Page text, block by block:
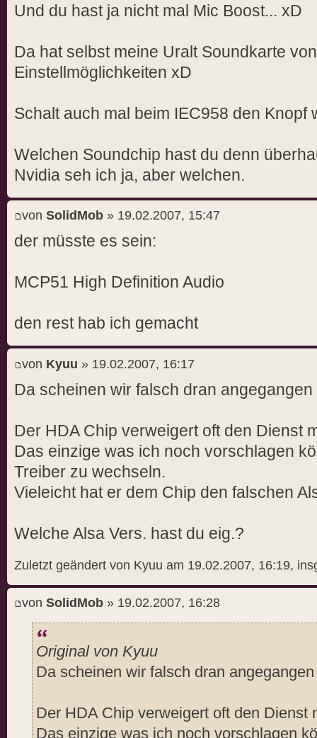
Und du hast ja nicht mal Mic Boost... xD
Da hat selbst meine Uralt Soundkarte
Einstellmöglichkeiten xD
Schalt auch mal beim IEC958 den Knopf
Welchen Soundchip hast du denn
Nvidia seh ich ja, aber welchen.
von SolidMob » 19.02.2007, 15:47
der müsste es sein:
MCP51 High Definition Audio
den rest hab ich gemacht
von Kyuu » 19.02.2007, 16:17
Da scheinen wir falsch dran
Der HDA Chip verweigert oft den Dienst
Das einzige was ich noch vorschlagen
Treiber zu wechseln.
Vieleicht hat er dem Chip den falschen
Welche Alsa Vers. hast du eig.?
Zuletzt geändert von Kyuu am 19.02.2007, 16:19,
von SolidMob » 19.02.2007, 16:28
Original von Kyuu
Da scheinen wir falsch dran
Der HDA Chip verweigert oft den Dienst
Das einzige was ich noch vorschlagen